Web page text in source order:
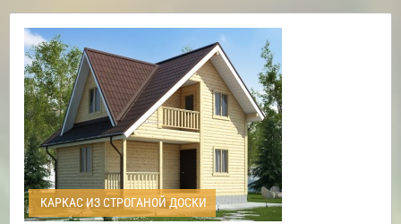
КАРКАС ИЗ СТРОГАНОЙ ДОСКИ